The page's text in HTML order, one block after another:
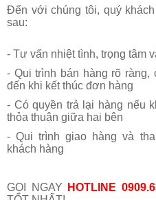
Đến với chúng tôi, quý
sau:
- Tư vấn nhiệt tình, trọng tâm
- Qui trình bán hàng rõ
đến khi kết thúc đơn hàng
- Có quyền trả lại hàng nếu
thỏa thuận giữa hai bên
- Qui trình giao hàng và
khách hàng
GỌI NGAY HOTLINE